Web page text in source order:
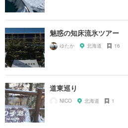
魅惑の知床流氷ツアー
ゆたか 北海道 16
道東巡り
NICO 北海道 1